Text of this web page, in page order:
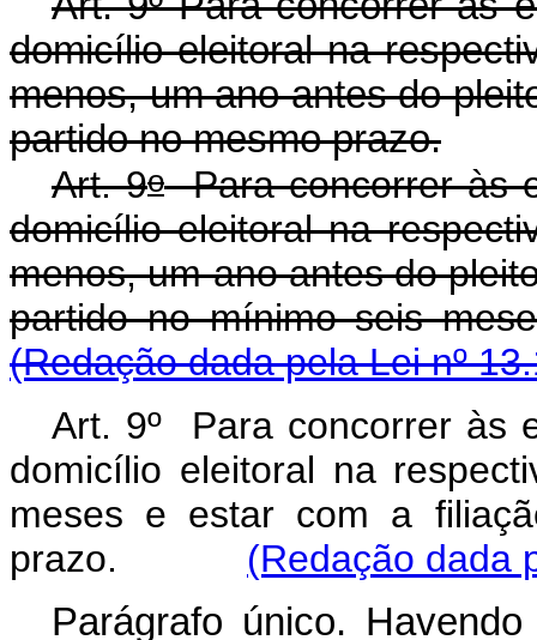
domicílio eleitoral na
menos, um ano antes do
partido no mesmo prazo.
Art. 9oPara concorrer às
domicílio eleitoral na
menos, um ano antes do
partido no mínimo seis
(Redação dada pela Lei nº
Art. 9º Para concorrer às
domicílio eleitoral na
meses e estar com a
prazo. (Redação dada
Parágrafo único.